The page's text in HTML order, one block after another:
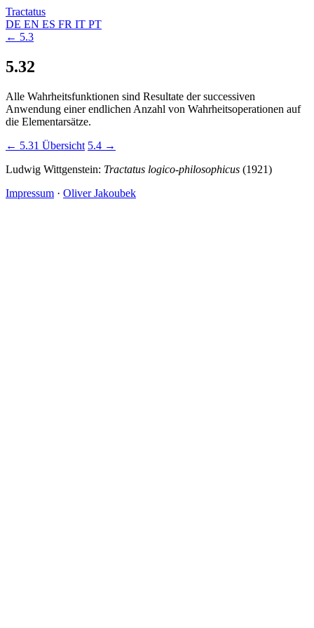
Tractatus
DE EN ES FR IT PT
← 5.3
5.32
Alle Wahrheitsfunktionen sind Resultate der successiven
Anwendung einer endlichen Anzahl von Wahrheitsoperationen auf
die Elementarsätze.
← 5.31 Übersicht 5.4 →
Ludwig Wittgenstein: Tractatus logico-philosophicus (1921)
Impressum · Oliver Jakoubek